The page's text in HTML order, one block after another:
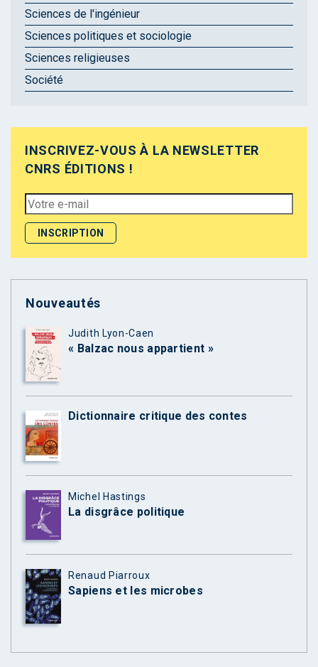
Sciences de l'ingénieur
Sciences politiques et sociologie
Sciences religieuses
Société
INSCRIVEZ-VOUS À LA NEWSLETTER
CNRS ÉDITIONS !
Nouveautés
Judith Lyon-Caen
« Balzac nous appartient »
Dictionnaire critique des contes
Michel Hastings
La disgrâce politique
Renaud Piarroux
Sapiens et les microbes